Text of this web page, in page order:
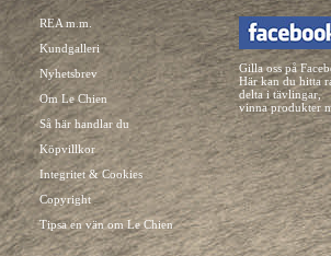
REA m.m.
Kundgalleri
Nyhetsbrev
Om Le Chien
Så här handlar du
Köpvillkor
Integritet & Cookies
Copyright
Tipsa en vän om Le Chien
Gilla oss på
Här kan du hitta
delta i tävlingar,
vinna produkter